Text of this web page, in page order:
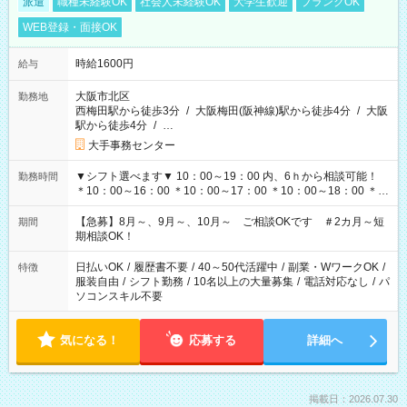
WEB登録・面接OK
給与 時給1600円
勤務地
大阪市北区
西梅田駅から徒歩3分 / 大阪梅田(阪神線)駅から徒歩4分 / 大阪
駅から徒歩4分 / …
大手事務センター
勤務時間
▼シフト選べます▼ 10：00～19：00 内、6ｈから相談可能！
＊10：00～16：00 ＊10：00～17：00 ＊10：00～18：00 ＊
11：00～19：00 ＊12：00～19：00 ＊13：00～19：00
期間
【急募】8月～、9月～、10月～ ご相談OKです ＃2カ月～短
期相談OK！
特徴 日払いOK / 履歴書不要 / 40～50代活躍中 / 副業・WワークOK /
服装自由 / シフト勤務 / 10名以上の大量募集 / 電話対応なし / パ
ソコンスキル不要
気になる！ 応募する 詳細へ
掲載日：2026.07.30